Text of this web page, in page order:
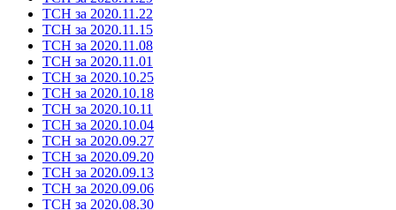
ТСН за 2020.11.22
ТСН за 2020.11.15
ТСН за 2020.11.08
ТСН за 2020.11.01
ТСН за 2020.10.25
ТСН за 2020.10.18
ТСН за 2020.10.11
ТСН за 2020.10.04
ТСН за 2020.09.27
ТСН за 2020.09.20
ТСН за 2020.09.13
ТСН за 2020.09.06
ТСН за 2020.08.30